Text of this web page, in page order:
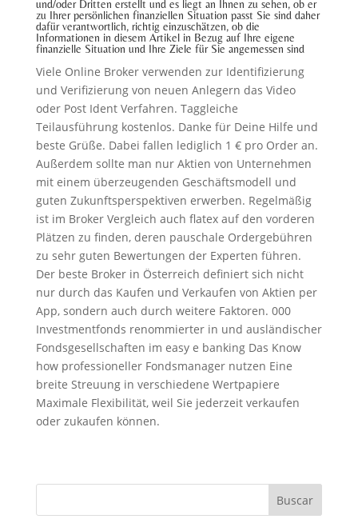
und/oder Dritten erstellt und es liegt an Ihnen zu sehen, ob er
zu Ihrer persönlichen finanziellen Situation passt Sie sind daher
dafür verantwortlich, richtig einzuschätzen, ob die
Informationen in diesem Artikel in Bezug auf Ihre eigene
finanzielle Situation und Ihre Ziele für Sie angemessen sind
Viele Online Broker verwenden zur Identifizierung
und Verifizierung von neuen Anlegern das Video
oder Post Ident Verfahren. Taggleiche
Teilausführung kostenlos. Danke für Deine Hilfe und
beste Grüße. Dabei fallen lediglich 1 € pro Order an.
Außerdem sollte man nur Aktien von Unternehmen
mit einem überzeugenden Geschäftsmodell und
guten Zukunftsperspektiven erwerben. Regelmäßig
ist im Broker Vergleich auch flatex auf den vorderen
Plätzen zu finden, deren pauschale Ordergebühren
zu sehr guten Bewertungen der Experten führen.
Der beste Broker in Österreich definiert sich nicht
nur durch das Kaufen und Verkaufen von Aktien per
App, sondern auch durch weitere Faktoren. 000
Investmentfonds renommierter in und ausländischer
Fondsgesellschaften im easy e banking Das Know
how professioneller Fondsmanager nutzen Eine
breite Streuung in verschiedene Wertpapiere
Maximale Flexibilität, weil Sie jederzeit verkaufen
oder zukaufen können.